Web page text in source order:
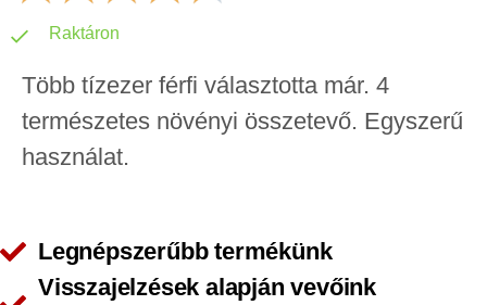
Raktáron
Több tízezer férfi választotta már. 4
természetes növényi összetevő. Egyszerű
használat.
Legnépszerűbb termékünk
Visszajelzések alapján vevőink